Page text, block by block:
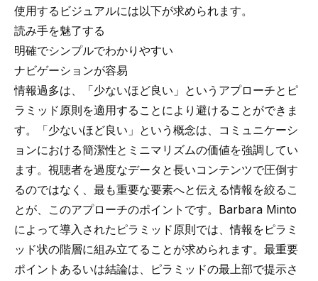
使用するビジュアルには以下が求められます。
読み手を魅了する
明確でシンプルでわかりやすい
ナビゲーションが容易
情報過多は、「少ないほど良い」というアプローチと ピ
ラミッド原則を適用することにより避けることができま
す。「少ないほど良い」という概念は、コミュニケーシ
ョンにおける簡潔性とミニマリズムの価値を強調してい
ます。視聴者を過度なデータと長いコンテンツで圧倒す
るのではなく、最も重要な要素へと伝える情報を絞るこ
とが、このアプローチのポイントです。Barbara Minto
によって導入されたピラミッド原則では、情報をピラミ
ッド状の階層に組み立てることが求められます。最重要
ポイントあるいは結論は、ピラミッドの最上部で提示さ